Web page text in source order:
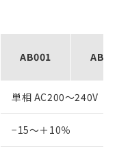
AB001
単相 AC200～240V
−15～＋10％